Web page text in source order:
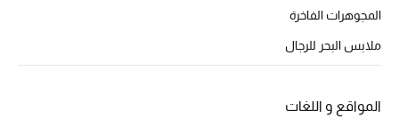
تسوقوا الحقائب
المجوهرات الفاخرة
ملابس البحر للرجال
المواقع و اللغات